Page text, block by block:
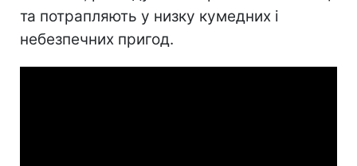
та потрапляють у низку кумедних і
небезпечних пригод.